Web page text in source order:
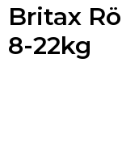
Britax
8-22kg